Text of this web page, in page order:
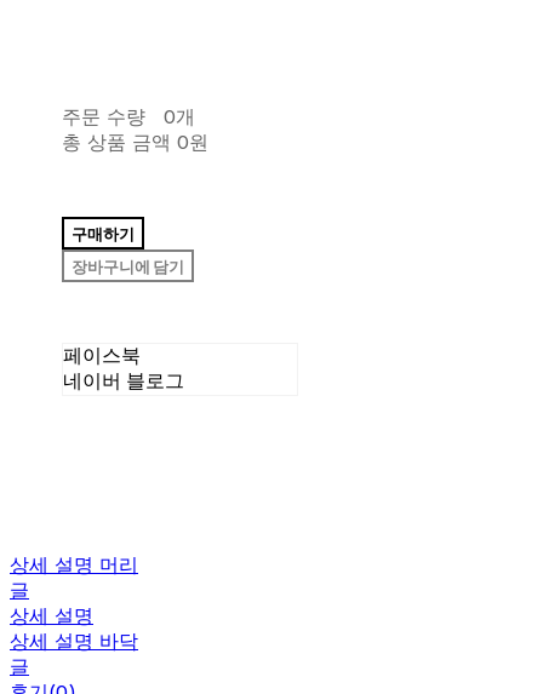
주문 수량
0개
총 상품 금액 0원
구매하기
장바구니에 담기
페이스북
네이버 블로그
상세 설명 머리
글
상세 설명
상세 설명 바닥
글